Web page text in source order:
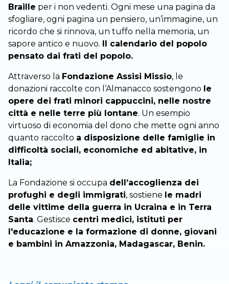
Braille per i non vedenti. Ogni mese una pagina da
sfogliare, ogni pagina un pensiero, un’immagine, un
ricordo che si rinnova, un tuffo nella memoria, un
sapore antico e nuovo. Il calendario del popolo
pensato dai frati del popolo.
Attraverso la Fondazione Assisi Missio, le
donazioni raccolte con l’Almanacco sostengono le
opere dei frati minori cappuccini, nelle nostre
città e nelle terre più lontane. Un esempio
virtuoso di economia del dono che mette ogni anno
quanto raccolto a disposizione delle famiglie in
difficoltà sociali, economiche ed abitative, in
Italia;
La Fondazione si occupa dell’accoglienza dei
profughi e degli immigrati, sostiene le madri
delle vittime della guerra in Ucraina e in Terra
Santa. Gestisce centri medici, istituti per
l'educazione e la formazione di donne, giovani
e bambini in Amazzonia, Madagascar, Benin.